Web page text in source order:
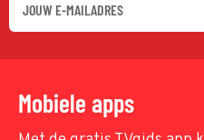
Mobiele apps